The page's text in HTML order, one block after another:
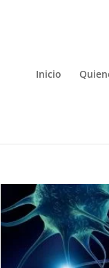
Inicio